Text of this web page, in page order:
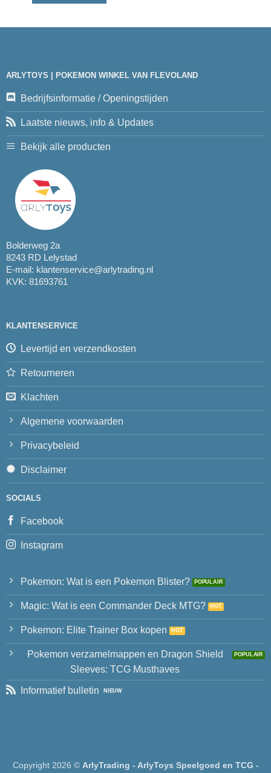
ARLYTOYS | POKEMON WINKEL VAN FLEVOLAND
Bedrijfsinformatie / Openingstijden
Laatste nieuws, info & Updates
Bekijk alle producten
Bolderweg 2a
8243 RD Lelystad
E-mail: klantenservice@arlytrading.nl
KVK: 81693761
KLANTENSERVICE
Levertijd en verzendkosten
Retourneren
Klachten
Algemene voorwaarden
Privacybeleid
Disclaimer
SOCIALS
Facebook
Instagram
Pokemon: Wat is een Pokemon Blister?
Magic: Wat is een Commander Deck MTG?
Pokemon: Elite Trainer Box kopen
Pokemon verzamelmappen en Dragon Shield
Sleeves: TCG Musthaves
Informatief bulletin
Copyright 2026 © ArlyTrading - ArlyToys Speelgoed en TCG -